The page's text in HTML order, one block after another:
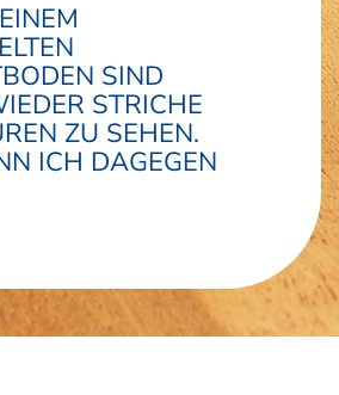
SIND
STRICHE
ZU SEHEN.
ICH DAGEGEN